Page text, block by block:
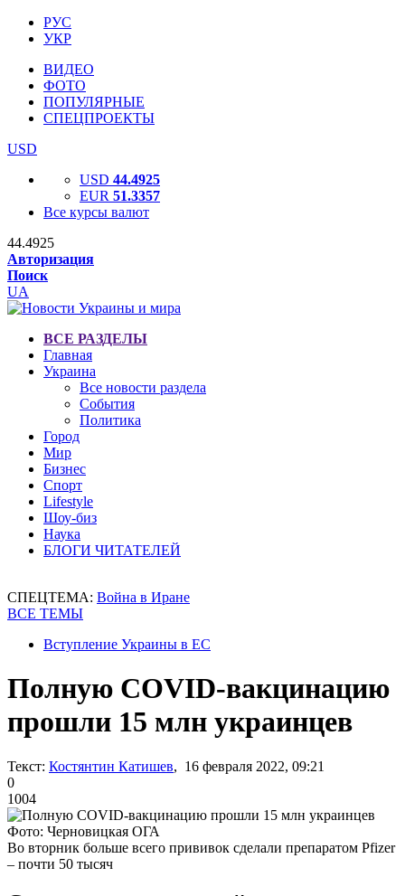
РУС
УКР
ВИДЕО
ФОТО
ПОПУЛЯРНЫЕ
СПЕЦПРОЕКТЫ
USD
USD 44.4925
EUR 51.3357
Все курсы валют
44.4925
Авторизация
Поиск
UA
ВСЕ РАЗДЕЛЫ
Главная
Украина
Все новости раздела
События
Политика
Город
Мир
Бизнес
Спорт
Lifestyle
Шоу-биз
Наука
БЛОГИ ЧИТАТЕЛЕЙ
СПЕЦТЕМА: Война в Иране
ВСЕ ТЕМЫ
Вступление Украины в ЕС
Полную COVID-вакцинацию
прошли 15 млн украинцев
Текст: Костянтин Катишев, 16 февраля 2022, 09:21
0
1004
Фото: Черновицкая ОГА
Во вторник больше всего прививок сделали препаратом Pfizer
– почти 50 тысяч